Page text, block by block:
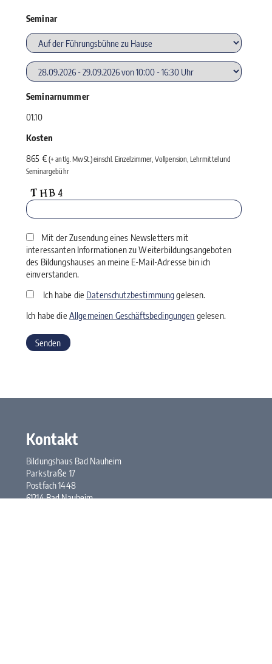
Seminar
Seminarnummer
01.10
Kosten
865 € (+ antlg. MwSt.) einschl. Einzelzimmer, Vollpension, Lehrmittel und
Seminargebühr
Mit der Zusendung eines Newsletters mit
interessanten Informationen zu Weiterbildungsangeboten
des Bildungshauses an meine E-Mail-Adresse bin ich
einverstanden.
Ich habe die Datenschutzbestimmunggelesen.
Ich habe die Allgemeinen Geschäftsbedingungen gelesen.
Kontakt
Bildungshaus Bad Nauheim
Parkstraße 17
Postfach 1448
61214 Bad Nauheim